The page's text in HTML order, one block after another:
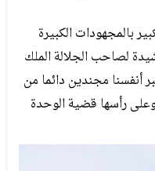
بالمجهودات الكبيرة
لصاحب الجلالة الملك
أنفسنا مجندين دائما من
رأسها قضية الوحدة